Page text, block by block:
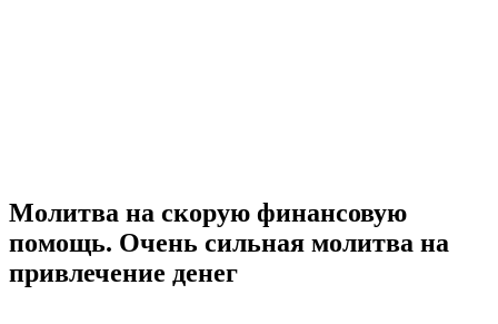
Молитва на скорую финансовую
помощь. Очень сильная молитва на
привлечение денег